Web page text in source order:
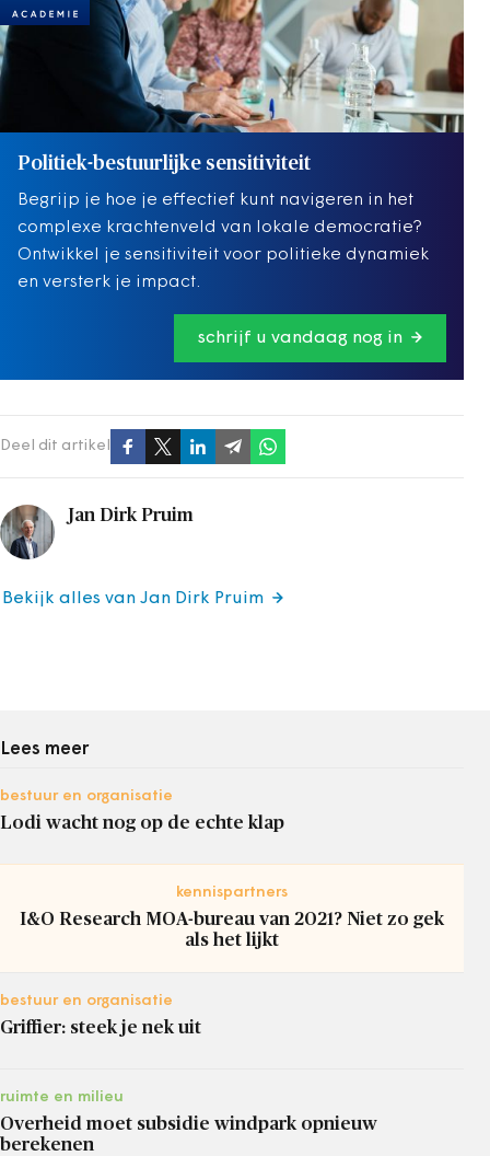
Politiek-bestuurlijke sensitiviteit
Begrijp je hoe je effectief kunt navigeren in het
complexe krachtenveld van lokale democratie?
Ontwikkel je sensitiviteit voor politieke dynamiek
en versterk je impact.
schrijf u vandaag nog in
Deel dit artikel
Jan Dirk Pruim
Bekijk alles van Jan Dirk Pruim
Lees meer
bestuur en organisatie
Lodi wacht nog op de echte klap
kennispartners
I&O Research MOA-bureau van 2021? Niet zo gek
als het lijkt
bestuur en organisatie
Griffier: steek je nek uit
ruimte en milieu
Overheid moet subsidie windpark opnieuw
berekenen